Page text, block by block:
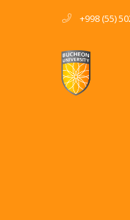
+998 (55)
[rev_slider